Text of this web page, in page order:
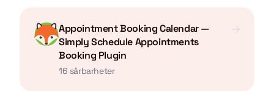
Appointment Booking Calendar —
Simply Schedule Appointments
Booking Plugin
16 sårbarheter